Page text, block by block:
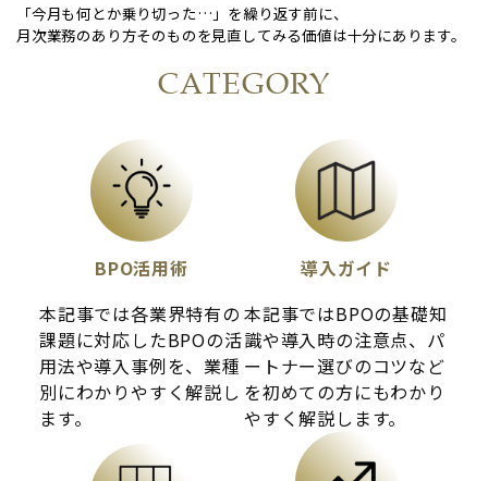
「今月も何とか乗り切った…」を繰り返す前に、
月次業務のあり方そのものを見直してみる価値は十分にあります。
CATEGORY
BPO活用術
本記事では各業界特有の
課題に対応したBPOの活
用法や導入事例を、業種
別にわかりやすく解説し
ます。
導入ガイド
本記事ではBPOの基礎知
識や導入時の注意点、パ
ートナー選びのコツなど
を初めての方にもわかり
やすく解説します。